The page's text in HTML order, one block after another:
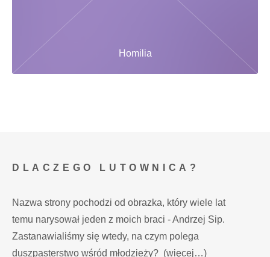
Homilia
DLACZEGO LUTOWNICA?
Nazwa strony pochodzi od obrazka, który wiele lat
temu narysował jeden z moich braci - Andrzej Sip.
Zastanawialiśmy się wtedy, na czym polega
duszpasterstwo wśród młodzieży? (więcej…)